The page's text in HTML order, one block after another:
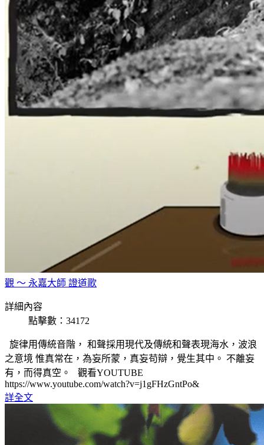
觀 ～ 永嘉大師 證道歌
詳細內容
點擊數：34172
旋律用傳統音階， 和聲採用現代及傳統和聲表現海水，波浪
之意境 惟真常在，為妄所蒙，真妄苟辯，覺生其中。 不離妄
有，而得真空。 觀看YOUTUBE
https://www.youtube.com/watch?v=j1gFHzGntPo&
詳全文